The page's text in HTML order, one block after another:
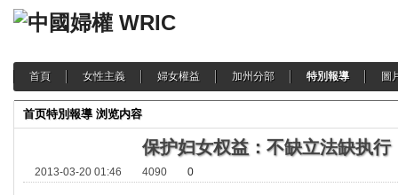
首頁 女性主義 婦女權益 加州分部 特別報導 圖
首页特別報導 浏览内容
保护妇女权益：不缺立法缺执行
2013-03-20 01:46 4090 0